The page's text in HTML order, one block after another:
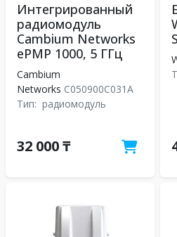
Интегрированный
радиомодуль
Cambium Networks
ePMP 1000, 5 ГГц
Cambium
Networks C050900C031A
Тип: радиомодуль
32 000 ₸